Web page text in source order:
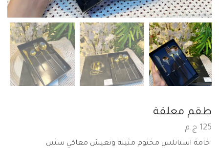
طقم معلقة
125 ج.م
خامة استانلس مختوم متينة وتعيش معاكي سنين